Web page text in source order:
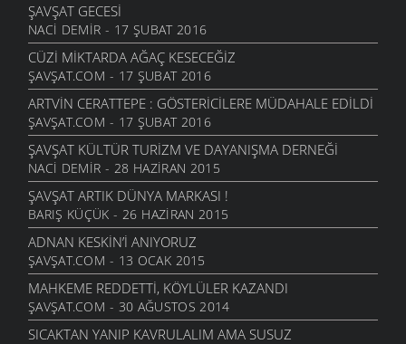
ŞAVŞAT GECESI
NACI DEMIR - 17 ŞUBAT 2016
CÜZI MIKTARDA AĞAÇ KESECEĞIZ
ŞAVŞAT.COM - 17 ŞUBAT 2016
ARTVIN CERATTEPE : GÖSTERICILERE MÜDAHALE EDILDI
ŞAVŞAT.COM - 17 ŞUBAT 2016
ŞAVŞAT KÜLTÜR TURIZM VE DAYANIŞMA DERNEĞI
NACI DEMIR - 28 HAZIRAN 2015
ŞAVŞAT ARTIK DÜNYA MARKASI !
BARIŞ KÜÇÜK - 26 HAZIRAN 2015
ADNAN KESKIN’I ANIYORUZ
ŞAVŞAT.COM - 13 OCAK 2015
MAHKEME REDDETTI, KÖYLÜLER KAZANDI
ŞAVŞAT.COM - 30 AĞUSTOS 2014
SICAKTAN YANIP KAVRULALIM AMA SUSUZ